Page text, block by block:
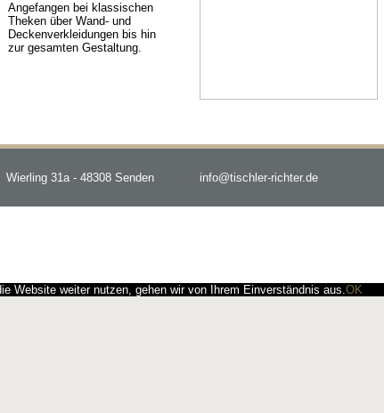
Angefangen bei klassischen
Theken über Wand- und
Deckenverkleidungen bis hin
zur gesamten Gestaltung.
Wierling 31a - 48308 Senden info@tischler-richter.de
Website weiter nutzen, gehen wir von Ihrem Einverständnis aus.OK